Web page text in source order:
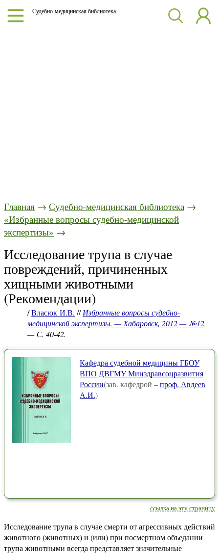
Судебно-медицинская библиотека
Главная → Судебно-медицинская библиотека →
«Избранные вопросы судебно-медицинской
экспертизы» →
Исследование трупа в случае
повреждений, причиненных
хищными животными
(Рекомендации)
/Власюк И.В. //Избранные вопросы судебно-
медицинской экспертизы. — Хабаровск, 2012 — №12.
— С. 40-42.
Кафедра судебной медицины ГБОУ
ВПО ДВГМУ Минздравсоцразвития
России(зав. кафедрой –проф. Авдеев
А.И.)
ссылка на эту страницу
Исследование трупа в случае смерти от агрессивных действий
животного (животных) и (или) при посмертном объедании
трупа животными всегда представляет значительные